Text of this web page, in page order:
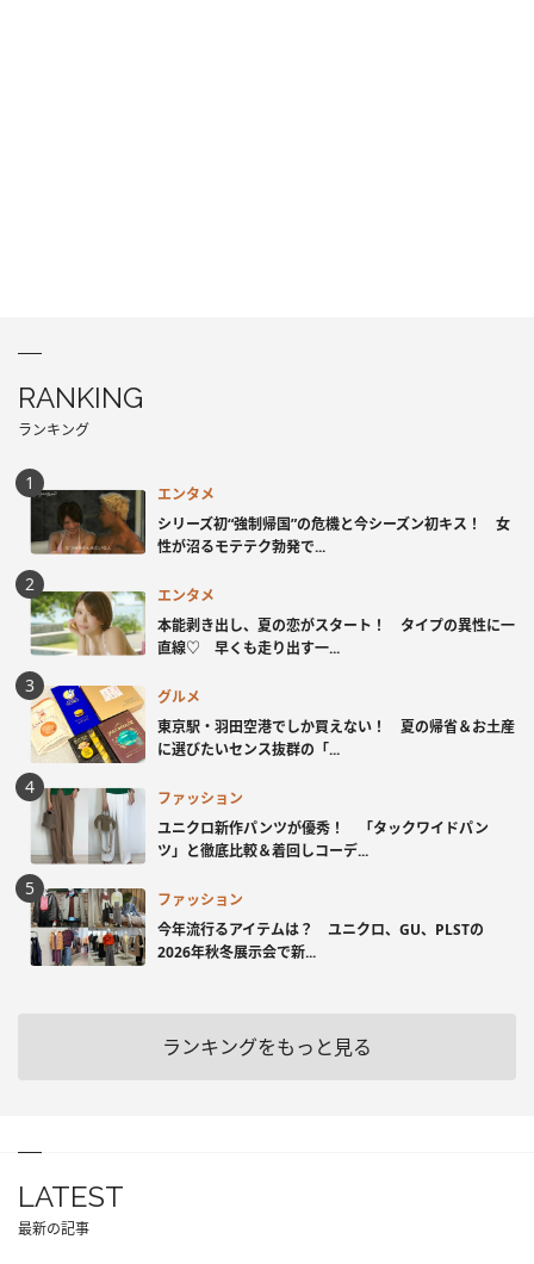
RANKING
ランキング
エンタメ
シリーズ初“強制帰国”の危機と今シーズン初キス！ 女
性が沼るモテテク勃発で...
エンタメ
本能剥き出し、夏の恋がスタート！ タイプの異性に一
直線♡ 早くも走り出す一...
グルメ
東京駅・羽田空港でしか買えない！ 夏の帰省＆お土産
に選びたいセンス抜群の「...
ファッション
ユニクロ新作パンツが優秀！ 「タックワイドパン
ツ」と徹底比較＆着回しコーデ...
ファッション
今年流行るアイテムは？ ユニクロ、GU、PLSTの
2026年秋冬展示会で新...
ランキングをもっと見る
LATEST
最新の記事